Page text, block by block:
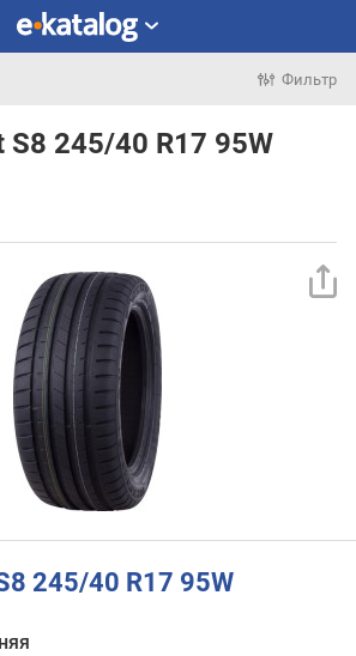
Фильтр
S8 245/40 R17 95W
245/40 R17 95W